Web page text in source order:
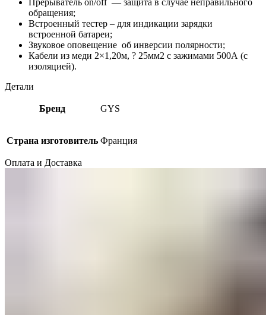
обращения;
Встроенный тестер – для индикации зарядки
встроенной батареи;
Звуковое оповещение об инверсии полярности;
Кабели из меди 2×1,20м, ? 25мм2 с зажимами 500А (с
изоляцией).
Детали
Бренд GYS
Страна изготовитель Франция
Оплата и Доставка